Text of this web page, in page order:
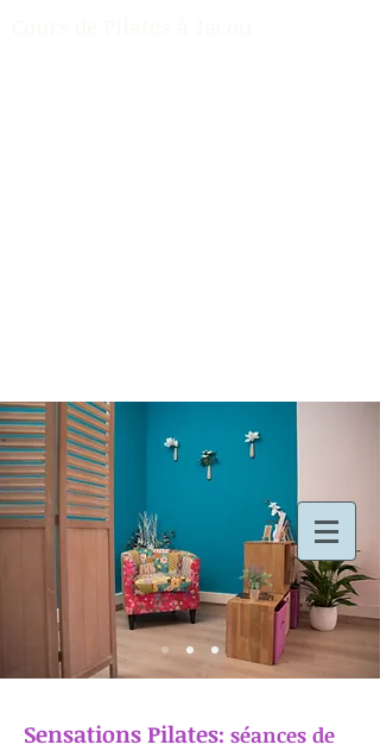
Sensations Pilates: séances de